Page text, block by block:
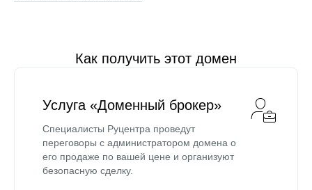
Как получить этот домен
Услуга «Доменный брокер»
Специалисты Руцентра проведут
переговоры с администратором домена о
его продаже по вашей цене и организуют
безопасную сделку.